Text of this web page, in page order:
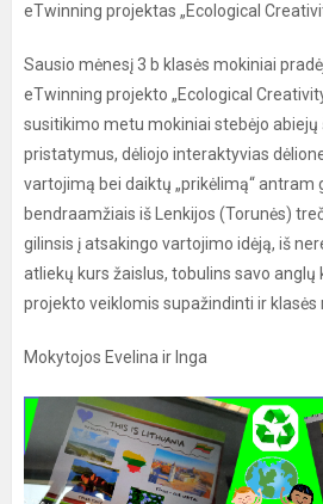
eTwinning projektas „Ecological
Sausio mėnesį 3 b klasės mokiniai
eTwinning projekto „Ecological
susitikimo metu mokiniai stebėjo abiejų
pristatymus, dėliojo interaktyvias
vartojimą bei daiktų „prikėlimą“ antram
bendraamžiais iš Lenkijos (Torunės)
gilinsis į atsakingo vartojimo idėją, iš
atliekų kurs žaislus, tobulins savo anglų
projekto veiklomis supažindinti ir klasės
Mokytojos Evelina ir Inga